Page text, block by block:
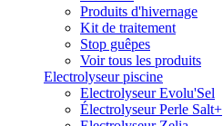
Produits d'hivernage
Kit de traitement
Stop guêpes
Voir tous les produits
Electrolyseur piscine
Electrolyseur Evolu'Sel
Électrolyseur Perle Salt+